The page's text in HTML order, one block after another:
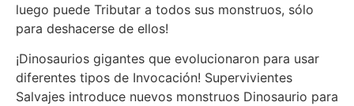
luego puede Tributar a todos sus monstruos, sólo
para deshacerse de ellos!
¡Dinosaurios gigantes que evolucionaron para usar
diferentes tipos de Invocación! Supervivientes
Salvajes introduce nuevos monstruos Dinosaurio para